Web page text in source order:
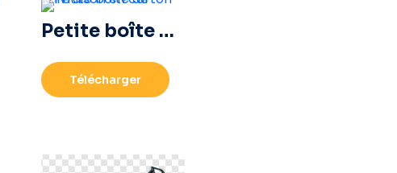
Petite boîte de livraison en carton
Télécharger